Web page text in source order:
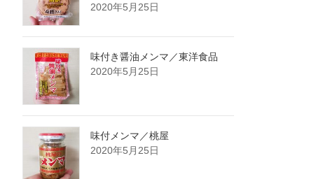
2020年5月25日
味付き醤油メンマ／東洋食品
2020年5月25日
味付メンマ／桃屋
2020年5月25日